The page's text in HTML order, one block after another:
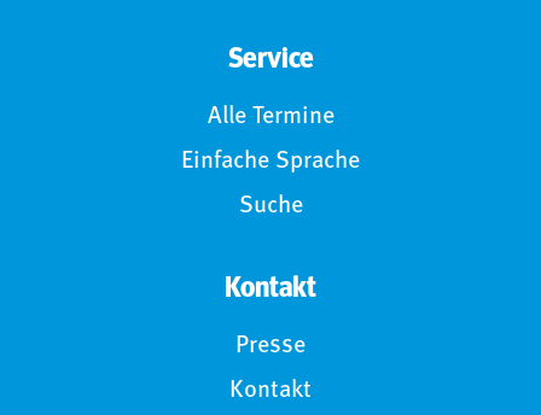
Service
Alle Termine
Einfache Sprache
Suche
Kontakt
Presse
Kontakt